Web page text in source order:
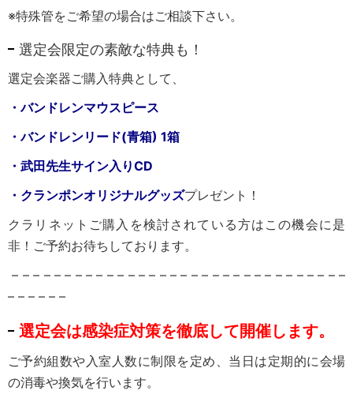
※特殊管をご希望の場合はご相談下さい。
選定会限定の素敵な特典も！
選定会楽器ご購入特典として、
・バンドレンマウスピース
・バンドレンリード(青箱) 1箱
・武田先生サイン入りCD
・クランポンオリジナルグッズプレゼント！
クラリネットご購入を検討されている方はこの機会に是
非！ご予約お待ちしております。
– – – – – – – – – – – – – – – – – – – – – – – – – – – – – – – –
– – – – – –
選定会は感染症対策を徹底して開催します。
ご予約組数や入室人数に制限を定め、当日は定期的に会場
の消毒や換気を行います。